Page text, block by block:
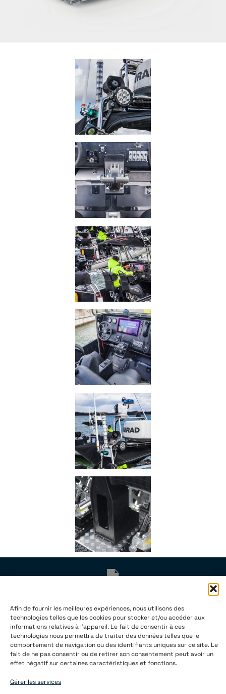
Afin de fournir les meilleures expériences, nous utilisons des
technologies telles que les cookies pour stocker et/ou accéder aux
informations relatives à l'appareil. Le fait de consentir à ces
technologies nous permettra de traiter des données telles que le
comportement de navigation ou des identifiants uniques sur ce site. Le
fait de ne pas consentir ou de retirer son consentement peut avoir un
effet négatif sur certaines caractéristiques et fonctions.
Gérer les services
Neitsytpolku 3C 35
00140 Helsinki
Finlande
info@arcticboats.fi